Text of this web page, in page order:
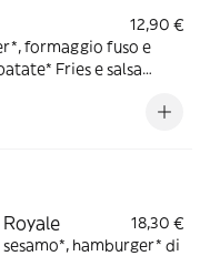
12,90 €
formaggio fuso e
Fries e salsa
18,30 €
hamburger* di